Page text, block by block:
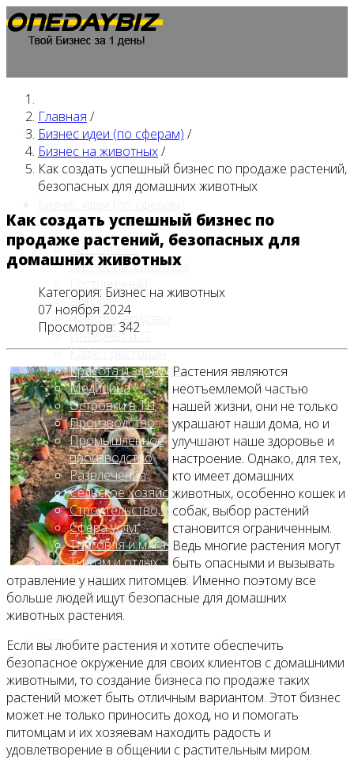
Главная
Автобизнес
Бизнес на животных
Гостиничный
Детские
Животноводство
Интернет и IT
Кафе / ресторан
Красота и здоровье
Медицина
Островки в ТЦ
Производство
Промышленное
производство
Развлечения
Сельское хозяйство
Строительство, ремонт
Сфера услуг
Торговля и магазины
Туризм и отдых
Финансы
Хобби
Блог
Контакты
Главная /
Бизнес идеи (по сферам) /
Бизнес на животных/
Как создать успешный бизнес по продаже растений,
безопасных для домашних животных
Как создать успешный бизнес по
продаже растений, безопасных для
домашних животных
Категория: Бизнес на животных
07 ноября 2024
Просмотров: 342
Растения являются
неотъемлемой частью
нашей жизни, они не только
украшают наши дома, но и
улучшают наше здоровье и
настроение. Однако, для тех,
кто имеет домашних
животных, особенно кошек и
собак, выбор растений
становится ограниченным.
Ведь многие растения могут
быть опасными и вызывать
отравление у наших питомцев. Именно поэтому все
больше людей ищут безопасные для домашних
животных растения.
Если вы любите растения и хотите обеспечить
безопасное окружение для своих клиентов с домашними
животными, то создание бизнеса по продаже таких
растений может быть отличным вариантом. Этот бизнес
может не только приносить доход, но и помогать
питомцам и их хозяевам находить радость и
удовлетворение в общении с растительным миром.